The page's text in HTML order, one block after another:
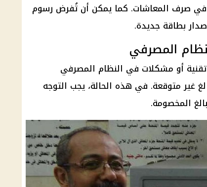
في صرف المعاشات. كما يمكن أن تُفرض رسوم
بطاقة جديدة.
أو مشكلات في النظام المصرفي
غير متوقعة. في هذه الحالة، يجب التوجه
المخصومة.